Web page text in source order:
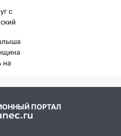
сбил 18-
тройного ДТП
летнего байкера
по «зебре»:
аварии на
с
на
ПОРТАЛ